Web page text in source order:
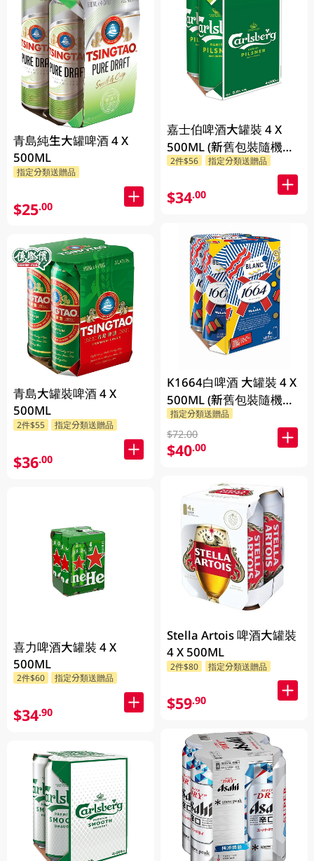
青島純生大罐啤酒 4 X
500ML
指定分類送贈品
$25.00
青島大罐裝啤酒 4 X
500ML
2件$55 指定分類送贈品
$36.00
喜力啤酒大罐裝 4 X
500ML
2件$60 指定分類送贈品
$34.90
嘉士伯啤酒大罐裝 4 X
500ML (新舊包裝隨機發
貨)
2件$56 指定分類送贈品
$34.00
K1664白啤酒 大罐裝 4 X
500ML (新舊包裝隨機發
貨)
指定分類送贈品
$72.00
$40.00
Stella Artois 啤酒大罐裝
4 X 500ML
2件$80 指定分類送贈品
$59.90